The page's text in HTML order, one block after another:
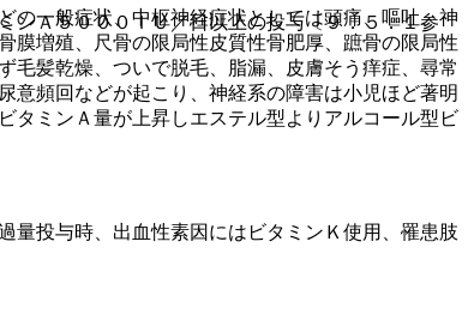
一般症状、中枢神経症状としては頭痛、嘔吐、神
膜増殖、尺骨の限局性皮質性骨肥厚、蹠骨の限局性
毛髪乾燥、ついで脱毛、脂漏、皮膚そう痒症、尋常
意頻回などが起こり、神経系の障害は小児ほど著明
タミンＡ量が上昇しエステル型よりアルコール型ビ
量投与時、出血性素因にはビタミンＫ使用、罹患肢
Ａ５０００ＩＵ／日以上の投与〔９．５．１参